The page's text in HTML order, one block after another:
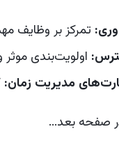
: تمرکز بر وظایف
: اولویت‌بندی
مدیریت زمان:
صفحه بعد...